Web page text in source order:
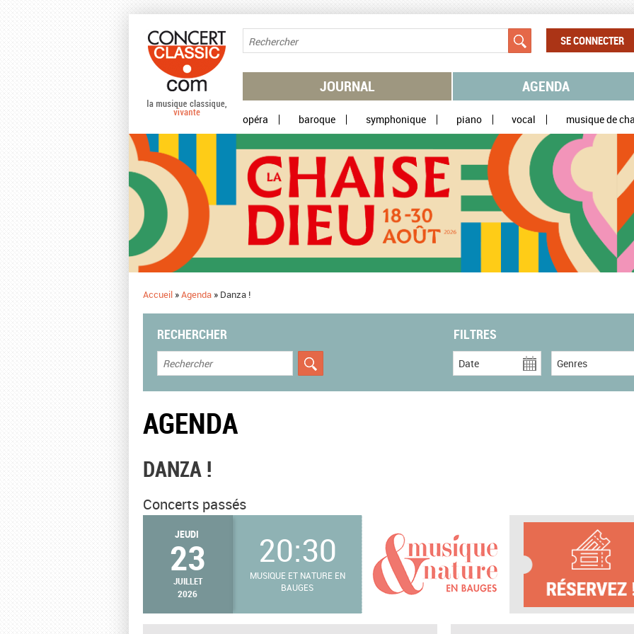
SE CONNECTER
JOURNAL AGENDA
opéra baroque symphonique piano vocal musique de
Accueil »Agenda » Danza !
RECHERCHER FILTRES
Date Genres
AGENDA
DANZA !
Concerts passés
JEUDI
23
JUILLET
2026
20:30
MUSIQUE ET NATURE EN
BAUGES